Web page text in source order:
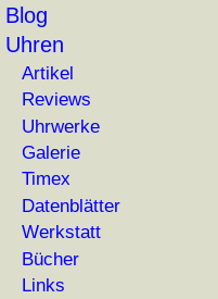
Blog
Uhren
Artikel
Reviews
Uhrwerke
Galerie
Timex
Datenblätter
Werkstatt
Bücher
Links